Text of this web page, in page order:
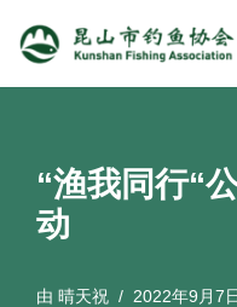
跳
“渔我同行“
动
由 晴天祝 2022年9月7